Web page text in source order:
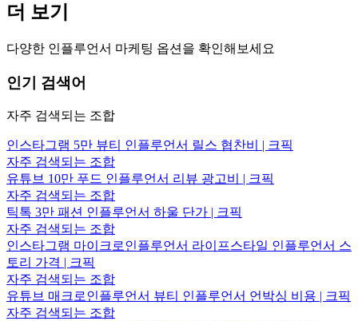
더 보기
다양한 인플루언서 마케팅 옵션을 확인해보세요
인기 검색어
자주 검색되는 조합
인스타그램 5만 뷰티 인플루언서 릴스 협찬비 | 크픽
자주 검색되는 조합
유튜브 10만 푸드 인플루언서 리뷰 광고비 | 크픽
자주 검색되는 조합
틱톡 3만 패션 인플루언서 하울 단가 | 크픽
자주 검색되는 조합
인스타그램 마이크로인플루언서 라이프스타일 인플루언서 스
토리 가격 | 크픽
자주 검색되는 조합
유튜브 매크로인플루언서 뷰티 인플루언서 언박싱 비용 | 크픽
자주 검색되는 조합